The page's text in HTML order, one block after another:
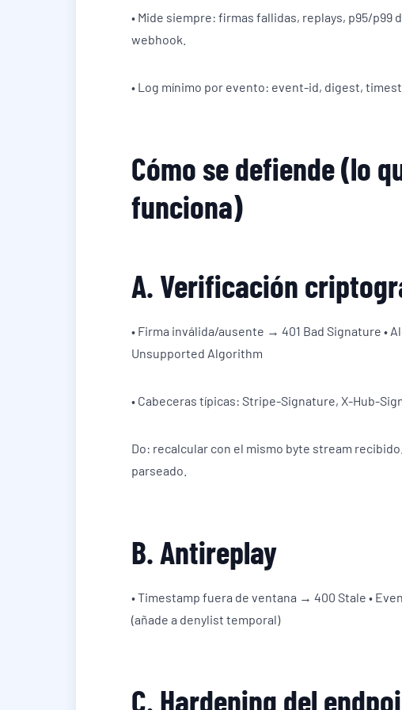
• Mide siempre: firmas fallidas, replays, p95/p99
webhook.
• Log mínimo por evento: event-id, digest,
Cómo se defiende (lo
funciona)
A. Verificación
• Firma inválida/ausente → 401 Bad Signature •
Unsupported Algorithm
• Cabeceras típicas: Stripe-Signature, X-Hub-
Do: recalcular con el mismo byte stream
parseado.
B. Antireplay
• Timestamp fuera de ventana → 400 Stale •
(añade a denylist temporal)
C. Hardening del